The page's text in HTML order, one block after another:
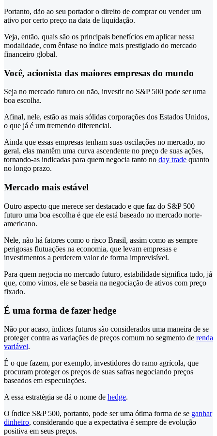
Portanto, dão ao seu portador o direito de comprar ou vender um
ativo por certo preço na data de liquidação.
Veja, então, quais são os principais benefícios em aplicar nessa
modalidade, com ênfase no índice mais prestigiado do mercado
financeiro global.
Você, acionista das maiores empresas do mundo
Seja no mercado futuro ou não, investir no S&P 500 pode ser uma
boa escolha.
Afinal, nele, estão as mais sólidas corporações dos Estados Unidos,
o que já é um tremendo diferencial.
Ainda que essas empresas tenham suas oscilações no mercado, no
geral, elas mantêm uma curva ascendente no preço de suas ações,
tornando-as indicadas para quem negocia tanto no day trade quanto
no longo prazo.
Mercado mais estável
Outro aspecto que merece ser destacado e que faz do S&P 500
futuro uma boa escolha é que ele está baseado no mercado norte-
americano.
Nele, não há fatores como o risco Brasil, assim como as sempre
perigosas flutuações na economia, que levam empresas e
investimentos a perderem valor de forma imprevisível.
Para quem negocia no mercado futuro, estabilidade significa tudo, já
que, como vimos, ele se baseia na negociação de ativos com preço
fixado.
É uma forma de fazer hedge
Não por acaso, índices futuros são considerados uma maneira de se
proteger contra as variações de preços comum no segmento de renda
variável.
É o que fazem, por exemplo, investidores do ramo agrícola, que
procuram proteger os preços de suas safras negociando preços
baseados em especulações.
A essa estratégia se dá o nome de hedge.
O índice S&P 500, portanto, pode ser uma ótima forma de se ganhar
dinheiro, considerando que a expectativa é sempre de evolução
positiva em seus preços.